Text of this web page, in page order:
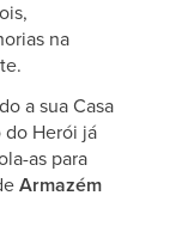
na
a sua Casa
do Herói já
as para
Armazém